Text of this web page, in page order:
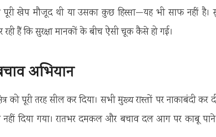
खेप मौजूद थी या उसका कुछ हिस्सा—यह भी साफ नहीं है।
हैं कि सुरक्षा मानकों के बीच ऐसी चूक कैसे हो गई।
अभियान
को पूरी तरह सील कर दिया। सभी मुख्य रास्तों पर नाकाबंदी कर
दिया गया। रातभर दमकल और बचाव दल आग पर काबू